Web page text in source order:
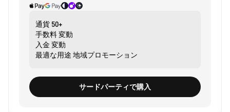
通貨 50+
手数料変動
入金 変動
最適な用途 地域プロモーション
サードパーティで購入